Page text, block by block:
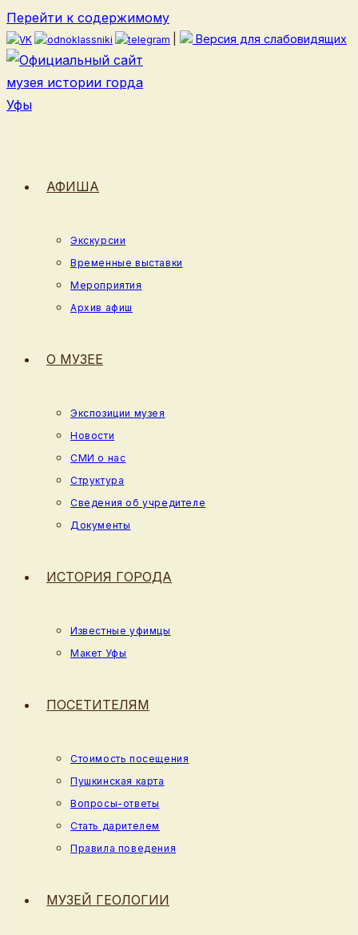
Перейти к содержимому
Версия для слабовидящих
АФИША
Экскурсии
Временные выставки
Мероприятия
Архив афиш
О МУЗЕЕ
Экспозиции музея
Новости
СМИ о нас
Структура
Сведения об учредителе
Документы
ИСТОРИЯ ГОРОДА
Известные уфимцы
Макет Уфы
ПОСЕТИТЕЛЯМ
Стоимость посещения
Пушкинская карта
Вопросы-ответы
Стать дарителем
Правила поведения
МУЗЕЙ ГЕОЛОГИИ